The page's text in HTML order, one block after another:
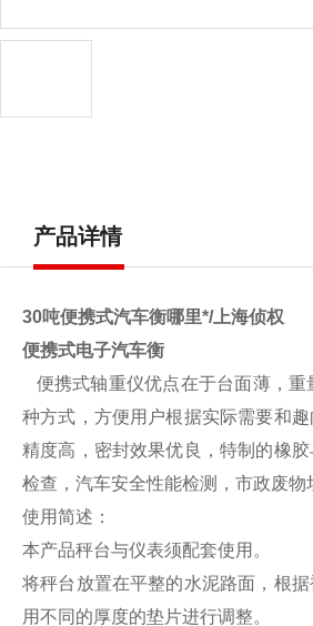
产品详情
30吨便携式汽车衡哪里*/上海侦权
便携式电子汽车衡
便携式轴重仪优点在于台面薄，
种方式，方便用户根据实际需要和
精度高，密封效果优良，特制的橡
检查，汽车安全性能检测，市政废物
使用简述：
本产品秤台与仪表须配套使用。
将秤台放置在平整的水泥路面，根
用不同的厚度的垫片进行调整。